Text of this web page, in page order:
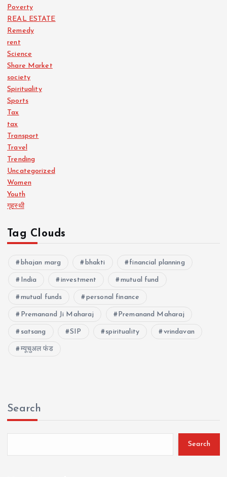
Poverty
REAL ESTATE
Remedy
rent
Science
Share Market
society
Spirituality
Sports
Tax
tax
Transport
Travel
Trending
Uncategorized
Women
Youth
गृहस्थी
Tag Clouds
bhajan marg bhakti financial planning
India investment mutual fund
mutual funds personal finance
Premanand Ji Maharaj Premanand Maharaj
satsang SIP spirituality vrindavan
म्यूचुअल फंड
Search
Search